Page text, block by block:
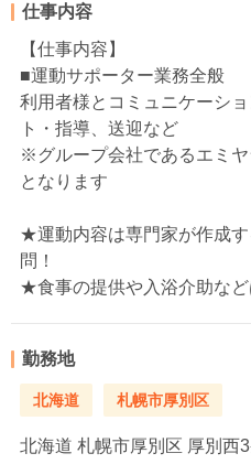
仕事内容
【仕事内容】
■運動サポーター業務全般
利用者様とコミュニケーシ
ト・指導、送迎など
※グループ会社であるエミ
となります
★運動内容は専門家が作成
問！
★食事の提供や入浴介助な
勤務地
北海道 札幌市厚別区
北海道 札幌市厚別区 厚別西